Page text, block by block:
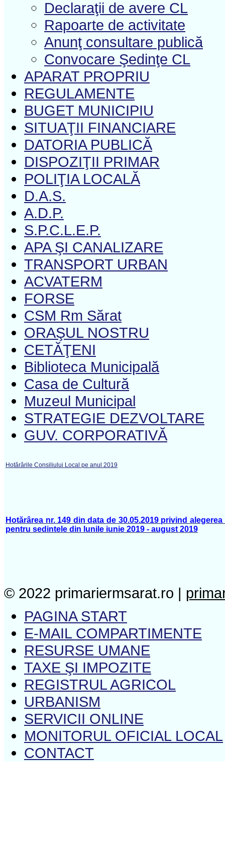
Declaraţii de avere CL
Rapoarte de activitate
Anunţ consultare publică
Convocare Şedinţe CL
APARAT PROPRIU
REGULAMENTE
BUGET MUNICIPIU
SITUAŢII FINANCIARE
DATORIA PUBLICĂ
DISPOZIŢII PRIMAR
POLIŢIA LOCALĂ
D.A.S.
A.D.P.
S.P.C.L.E.P.
APA ŞI CANALIZARE
TRANSPORT URBAN
ACVATERM
FORSE
CSM Rm Sărat
ORAŞUL NOSTRU
CETĂŢENI
Biblioteca Municipală
Casa de Cultură
Muzeul Municipal
STRATEGIE DEZVOLTARE
GUV. CORPORATIVĂ
Hotărârile Consiliului Local pe anul 2019
Hotărârea nr. 149 din data de 30.05.2019 privind
pentru sedintele din lunile iunie 2019 - august 2019
© 2022 primariermsarat.ro |
PAGINA START
E-MAIL COMPARTIMENTE
RESURSE UMANE
TAXE ŞI IMPOZITE
REGISTRUL AGRICOL
URBANISM
SERVICII ONLINE
MONITORUL OFICIAL LOCAL
CONTACT